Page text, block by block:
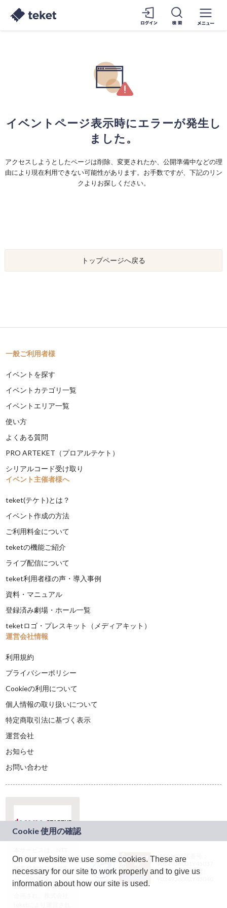
イベントページ表示時にエラーが発生し
ました。
アクセスしようとしたページは削除、変更されたか、公開準備中などの理
由により現在利用できない可能性があります。お手数ですが、下記のリン
クよりお探しください。
トップページへ戻る
一般ご利用者様
イベントを探す
イベントカテゴリ一覧
イベントエリア一覧
使い方
よくある質問
PRO ARTEKET（プロアルテケト）
シリアルコード受け取り
イベント主催者様へ
teket(テケト)とは？
イベント作成の方法
ご利用料金について
teketの機能ご紹介
ライブ配信について
teket利用者様の声・導入事例
資料・マニュアル
登録済み劇場・ホール一覧
teketロゴ・プレスキット（メディアキット）
運営会社情報
利用規約
プライバシーポリシー
Cookieの利用について
個人情報の取り扱いについて
特定商取引法に基づく表示
運営会社
お知らせ
お問い合わせ
ドコモグループの新
規事業創出プログラ
ム「docomo
STARTUP」を通じて
JASRAC許諾番号：
9024936001Y45037
JASRAC許諾番号：
On our website we use some cookies. These are
necessary for our site to work properly and to give us
information about how our site is used.